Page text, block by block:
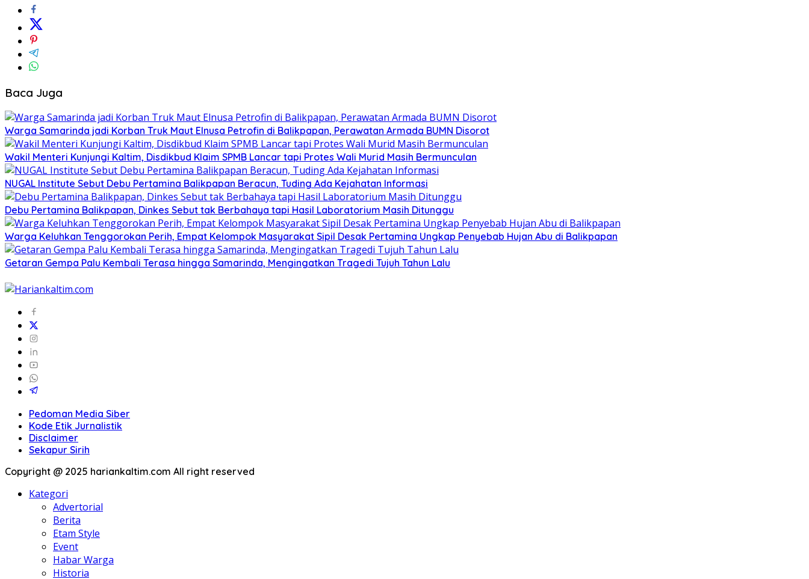
Baca Juga
Warga Samarinda jadi Korban Truk Maut Elnusa Petrofin di Balikpapan, Perawatan Armada BUMN Disorot
Wakil Menteri Kunjungi Kaltim, Disdikbud Klaim SPMB Lancar tapi Protes Wali Murid Masih Bermunculan
NUGAL Institute Sebut Debu Pertamina Balikpapan Beracun, Tuding Ada Kejahatan Informasi
Debu Pertamina Balikpapan, Dinkes Sebut tak Berbahaya tapi Hasil Laboratorium Masih Ditunggu
Warga Keluhkan Tenggorokan Perih, Empat Kelompok Masyarakat Sipil Desak Pertamina Ungkap Penyebab Hujan Abu di Balikpapan
Getaran Gempa Palu Kembali Terasa hingga Samarinda, Mengingatkan Tragedi Tujuh Tahun Lalu
Pedoman Media Siber
Kode Etik Jurnalistik
Disclaimer
Sekapur Sirih
Copyright @ 2025 hariankaltim.com All right reserved
Kategori
Advertorial
Berita
Etam Style
Event
Habar Warga
Historia